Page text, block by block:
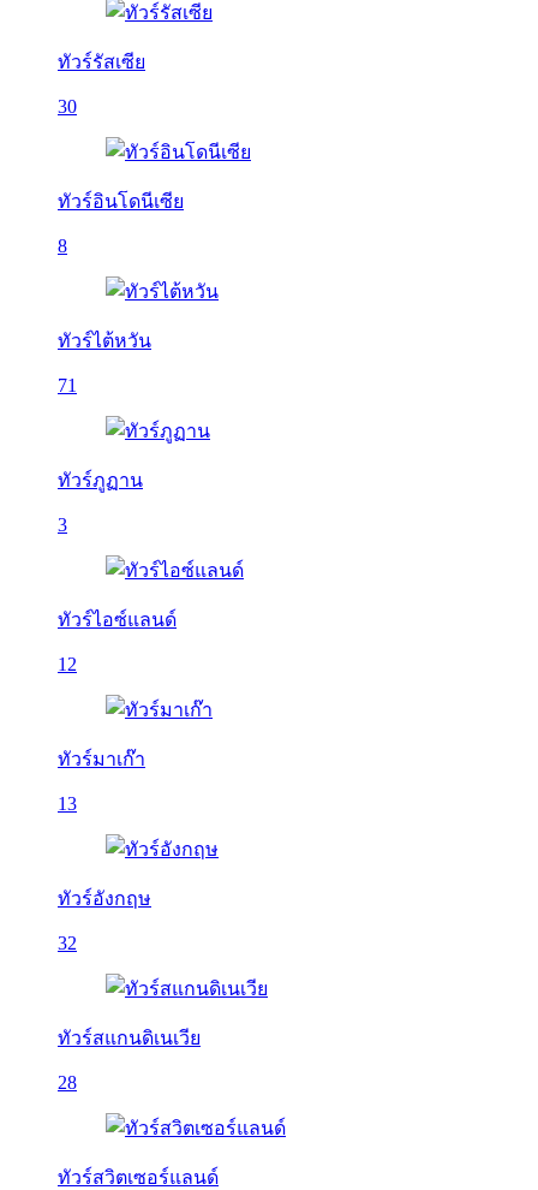
ทัวร์รัสเซีย
30
ทัวร์อินโดนีเซีย
8
ทัวร์ไต้หวัน
71
ทัวร์ภูฏาน
3
ทัวร์ไอซ์แลนด์
12
ทัวร์มาเก๊า
13
ทัวร์อังกฤษ
32
ทัวร์สแกนดิเนเวีย
28
ทัวร์สวิตเซอร์แลนด์